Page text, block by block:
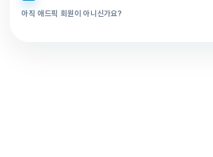
아직 애드픽 회원이 아니신가요?